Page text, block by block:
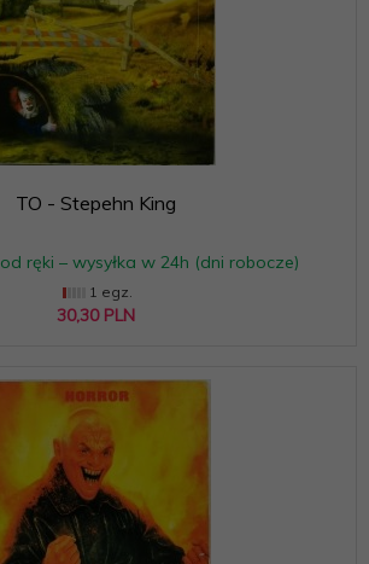
TO - Stepehn King
ręki – wysyłka w 24h (dni robocze)
1 egz.
30,30 PLN